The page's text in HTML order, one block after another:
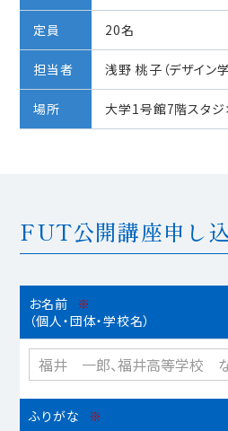
定員 20名
担当者 浅野 桃子（デザイン学
場所 大学1号館7階スタジ
FUT公開講座申し
お名前
※
（個⼈‧団体‧学校名）
ふりがな ※